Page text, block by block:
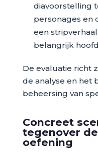
diavoorstelling
personages en
een
belangrijk
De evaluatie richt
de analyse en het
beheersing van
Concreet
tegenover
oefening